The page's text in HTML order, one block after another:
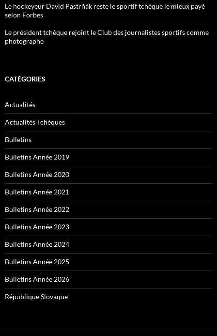
Le hockeyeur David Pastrňák reste le sportif tchèque le mieux payé
selon Forbes
Le président tchèque rejoint le Club des journalistes sportifs comme
photographe
CATÉGORIES
Actualités
Actualités Tchèques
Bulletins
Bulletins Année 2019
Bulletins Année 2020
Bulletins Année 2021
Bulletins Année 2022
Bulletins Année 2023
Bulletins Année 2024
Bulletins Année 2025
Bulletins Année 2026
République Slovaque